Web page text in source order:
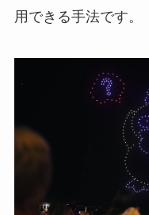
用できる手法です。